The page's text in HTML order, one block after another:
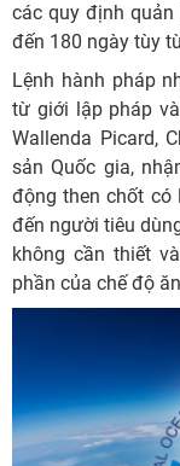
các quy định
đến 180 ngày tùy
Lệnh hành pháp
từ giới lập pháp
Wallenda Picard,
sản Quốc gia,
động then chốt có
đến người tiêu
không cần thiết
phần của chế độ